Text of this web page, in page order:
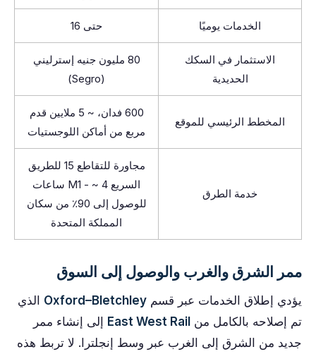
الخدمات يوميًا حتى 16
الاستثمار في السكك
الحديدية
80 مليون جنيه إسترليني
(Segro)
المخطط الرئيسي للموقع
600 فدان، ~ 5 ملايين قدم
مربع من أماكن اللوجستيات
خدمة الطرق
مجاورة للتقاطع 15 للطريق
السريع M1 - ~ 4 ساعات
للوصول إلى 90٪ من سكان
المملكة المتحدة
ممر الشرق والغرب والوصول إلى السوق
يؤدي إطلاق الخدمات عبر قسم Oxford–Bletchley الذي
تم إصلاحه بالكامل من East West Rail
إلى إنشاء ممر
جديد من الشرق إلى الغرب عبر وسط إنجلترا. لا تربط هذه